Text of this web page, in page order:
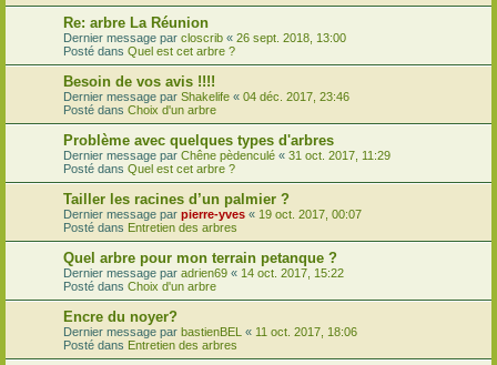
Re: arbre La Réunion
Dernier message par closcrib « 26 sept. 2018, 13:00
Posté dans Quel est cet arbre ?
Besoin de vos avis !!!!
Dernier message par Shakelife « 04 déc. 2017, 23:46
Posté dans Choix d'un arbre
Problème avec quelques types d'arbres
Dernier message par Chêne pèdenculé « 31 oct. 2017, 11:29
Posté dans Quel est cet arbre ?
Tailler les racines d’un palmier ?
Dernier message par pierre-yves « 19 oct. 2017, 00:07
Posté dans Entretien des arbres
Quel arbre pour mon terrain petanque ?
Dernier message par adrien69 « 14 oct. 2017, 15:22
Posté dans Choix d'un arbre
Encre du noyer?
Dernier message par bastienBEL « 11 oct. 2017, 18:06
Posté dans Entretien des arbres